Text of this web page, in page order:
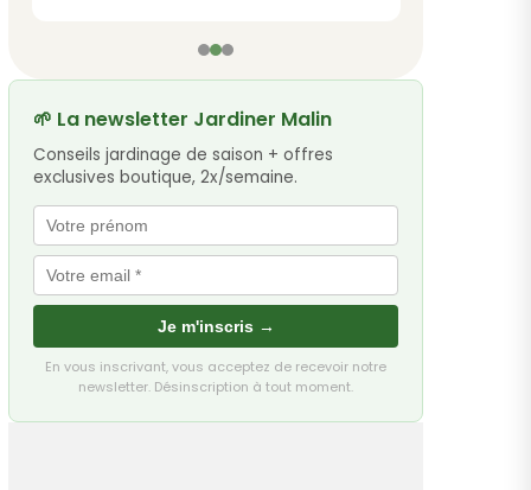
🌱 La newsletter Jardiner Malin
Conseils jardinage de saison + offres
exclusives boutique, 2x/semaine.
Je m'inscris →
En vous inscrivant, vous acceptez de recevoir notre
newsletter. Désinscription à tout moment.